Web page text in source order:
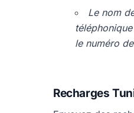
Le nom
le numéro
Recharges